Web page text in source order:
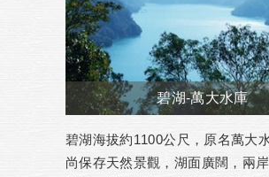
碧湖-萬大水庫
碧湖海拔約1100公尺，原名萬大
尚保存天然景觀，湖面廣闊，兩